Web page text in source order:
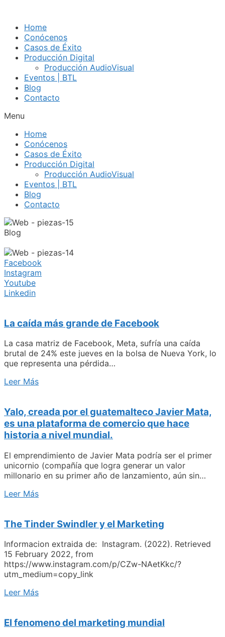
Home
Conócenos
Casos de Éxito
Producción Digital
Producción AudioVisual
Eventos | BTL
Blog
Contacto
Menu
Home
Conócenos
Casos de Éxito
Producción Digital
Producción AudioVisual
Eventos | BTL
Blog
Contacto
Blog
Facebook
Instagram
Youtube
Linkedin
La caída más grande de Facebook
La casa matriz de Facebook, Meta, sufría una caída
brutal de 24% este jueves en la bolsa de Nueva York, lo
que representa una pérdida…
Leer Más
Yalo, creada por el guatemalteco Javier Mata,
es una plataforma de comercio que hace
historia a nivel mundial.
El emprendimiento de Javier Mata podría ser el primer
unicornio (compañía que logra generar un valor
millonario en su primer año de lanzamiento, aún sin…
Leer Más
The Tinder Swindler y el Marketing
Informacion extraida de: Instagram. (2022). Retrieved
15 February 2022, from
https://www.instagram.com/p/CZw-NAetKkc/?
utm_medium=copy_link
Leer Más
El fenomeno del marketing mundial